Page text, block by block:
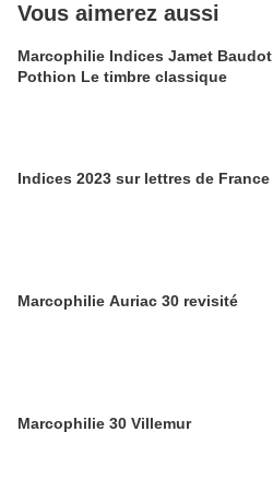
Vous aimerez aussi
Marcophilie Indices Jamet Baudot
Pothion Le timbre classique
Indices 2023 sur lettres de France
Marcophilie Auriac 30 revisité
Marcophilie 30 Villemur